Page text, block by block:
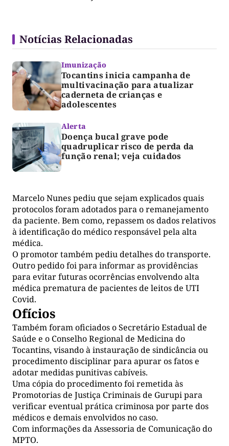
Notícias Relacionadas
Imunização
Tocantins inicia campanha de
multivacinação para atualizar
caderneta de crianças e
adolescentes
Alerta
Doença bucal grave pode
quadruplicar risco de perda da
função renal; veja cuidados
Marcelo Nunes pediu que sejam explicados quais
protocolos foram adotados para o remanejamento
da paciente. Bem como, repassem os dados relativos
à identificação do médico responsável pela alta
médica.
O promotor também pediu detalhes do transporte.
Outro pedido foi para informar as providências
para evitar futuras ocorrências envolvendo alta
médica prematura de pacientes de leitos de UTI
Covid.
Ofícios
Também foram oficiados o Secretário Estadual de
Saúde e o Conselho Regional de Medicina do
Tocantins, visando à instauração de sindicância ou
procedimento disciplinar para apurar os fatos e
adotar medidas punitivas cabíveis.
Uma cópia do procedimento foi remetida às
Promotorias de Justiça Criminais de Gurupi para
verificar eventual prática criminosa por parte dos
médicos e demais envolvidos no caso.
Com informações da Assessoria de Comunicação do
MPTO.